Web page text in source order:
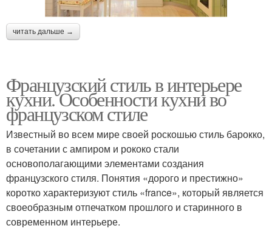
читать дальше →
Французский стиль в интерьере
кухни. Особенности кухни во
французском стиле
Известный во всем мире своей роскошью стиль барокко,
в сочетании с ампиром и рококо стали
основополагающими элементами создания
французского стиля. Понятия «дорого и престижно»
коротко характеризуют стиль «france», который является
своеобразным отпечатком прошлого и старинного в
современном интерьере.